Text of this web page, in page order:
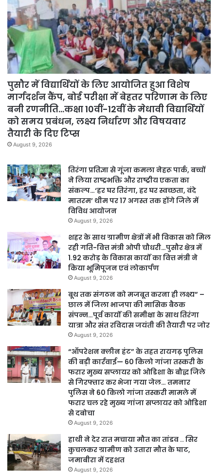
पुसौर में विद्यार्थियों के लिए आयोजित हुआ विशेष
मार्गदर्शन कैंप, बोर्ड परीक्षा में बेहतर परिणाम के लिए
बनी रणनीति…कक्षा 10वीं-12वीं के मेधावी विद्यार्थियों
को समय प्रबंधन, लक्ष्य निर्धारण और विषयवार
तैयारी के दिए टिप्स
August 9, 2026
तिरंगा प्रतिज्ञा से गूंजा कमला नेहरू पार्क, बच्चों
ने लिया राष्ट्रभक्ति और राष्ट्रीय एकता का
संकल्प…‘हर घर तिरंगा, हर घर स्वच्छता, वंदे
मातरम’ थीम पर 17 अगस्त तक होंगे जिले में
विविध आयोजन
August 9, 2026
शहर के साथ ग्रामीण क्षेत्रों में भी विकास को मिल
रही गति-वित्त मंत्री ओपी चौधरी…पुसौर क्षेत्र में
1.92 करोड़ के विकास कार्यों का वित्त मंत्री ने
किया भूमिपूजन एवं लोकार्पण
August 9, 2026
बूथ तक संगठन को मजबूत करना ही लक्ष्य” –
छाल में जिला भाजपा की मासिक बैठक
संपन्न…पूर्व कार्यों की समीक्षा के साथ तिरंगा
यात्रा और संत रविदास जयंती की तैयारी पर जोर
August 9, 2026
“ऑपरेशन क्लीन हंट” के तहत रायगढ़ पुलिस
की बड़ी कार्रवाई— 60 किलो गांजा तस्करी के
फरार मुख्य सप्लायर को ओडिशा के बौद्ध जिले
से गिरफ्तार कर भेजा गया जेल… तमनार
पुलिस ने 60 किलो गांजा तस्करी मामले में
फरार चल रहे मुख्य गांजा सप्लायर को ओडिशा
से दबोचा
August 9, 2026
हाथी ने देर रात मचाया मौत का तांडव .. सिर
कुचलकर ग्रामीण को उतारा मौत के घाट,
जमाबीरा में दहशत
August 9, 2026